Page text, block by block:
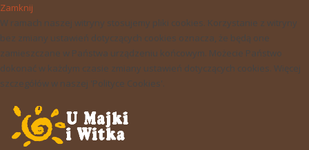
Zamknij
W ramach naszej witryny stosujemy pliki cookies. Korzystanie z witryny
bez zmiany ustawień dotyczących cookies oznacza, że będą one
zamieszczane w Państwa urządzeniu końcowym. Możecie Państwo
dokonać w każdym czasie zmiany ustawień dotyczących cookies. Więcej
szczegółów w naszej 'Polityce Cookies'.